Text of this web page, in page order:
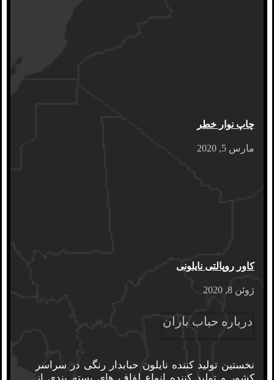
چاپ نوار خطر
مارس 5, 2020
کاور روپالتی نایلونی
ژوئن 8, 2020
درباره حباب باران
نخستین تولید کننده نایلون حبابدار رنگی در سراسر
کشور و تولید کننده انواع لفاف های بسته بندی از